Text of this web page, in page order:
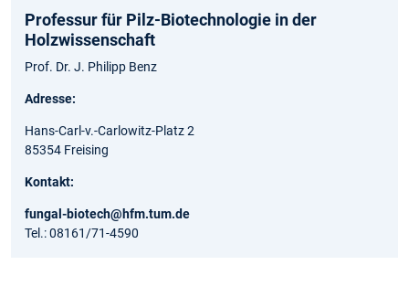
Professur für Pilz-Biotechnologie in der
Holzwissenschaft
Prof. Dr. J. Philipp Benz
Adresse:
Hans-Carl-v.-Carlowitz-Platz 2
85354 Freising
Kontakt:
fungal-biotech@hfm.tum.de
Tel.: 08161/71-4590